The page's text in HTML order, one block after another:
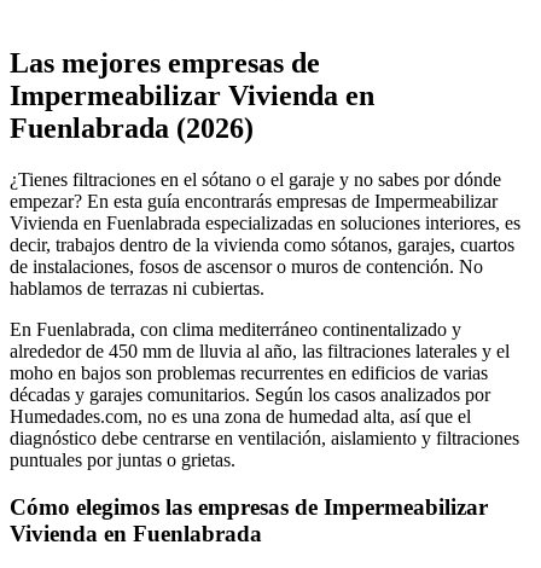
+
−
Las mejores empresas de
Impermeabilizar Vivienda en
Fuenlabrada (2026)
¿Tienes filtraciones en el sótano o el garaje y no sabes por dónde
empezar? En esta guía encontrarás empresas de Impermeabilizar
Vivienda en Fuenlabrada especializadas en soluciones interiores, es
decir, trabajos dentro de la vivienda como sótanos, garajes, cuartos
de instalaciones, fosos de ascensor o muros de contención. No
hablamos de terrazas ni cubiertas.
En Fuenlabrada, con clima mediterráneo continentalizado y
alrededor de 450 mm de lluvia al año, las filtraciones laterales y el
moho en bajos son problemas recurrentes en edificios de varias
décadas y garajes comunitarios. Según los casos analizados por
Humedades.com, no es una zona de humedad alta, así que el
diagnóstico debe centrarse en ventilación, aislamiento y filtraciones
puntuales por juntas o grietas.
Cómo elegimos las empresas de Impermeabilizar
Vivienda en Fuenlabrada